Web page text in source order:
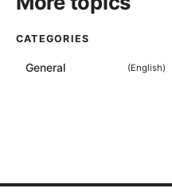
CATEGORIES
General (English)